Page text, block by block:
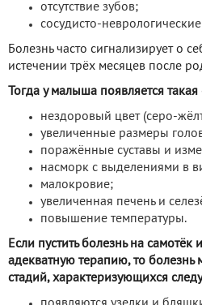
отсутствие зубов;
сосудисто-
Болезнь часто сигнализирует о
истечении трёх месяцев после
Тогда у малыша появляется
нездоровый цвет (серо-
увеличенные размеры
поражённые суставы и
насморк с выделениями в
малокровие;
увеличенная печень и
повышение температуры.
Если пустить болезнь на самотёк
адекватную терапию, то болезнь
стадий, характеризующихся